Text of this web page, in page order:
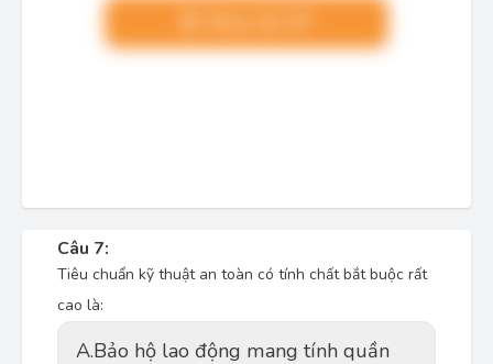
Câu 7:
Tiêu chuẩn kỹ thuật an toàn có tính chất bắt buộc rất
cao là:
A.Bảo hộ lao động mang tính quần